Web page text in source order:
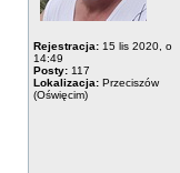
Rejestracja: 15 lis 2020, o
14:49
Posty: 117
Lokalizacja: Przeciszów
(Oświęcim)